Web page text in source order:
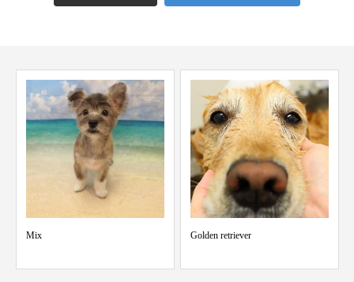
お手入れセミナーを開催し